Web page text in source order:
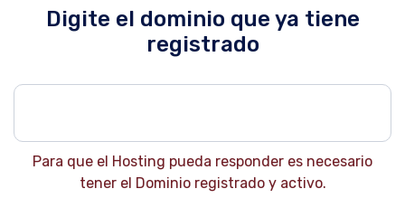
Digite el dominio que ya tiene
registrado
Para que el Hosting pueda responder es necesario
tener el Dominio registrado y activo.